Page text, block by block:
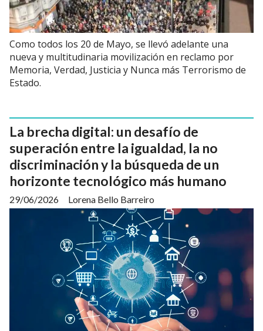
Como todos los 20 de Mayo, se llevó adelante una
nueva y multitudinaria movilización en reclamo por
Memoria, Verdad, Justicia y Nunca más Terrorismo de
Estado.
La brecha digital: un desafío de
superación entre la igualdad, la no
discriminación y la búsqueda de un
horizonte tecnológico más humano
Lorena Bello Barreiro
29/06/2026